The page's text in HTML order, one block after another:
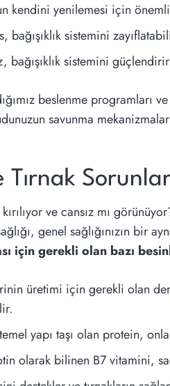
kendini yenilemesi için
bağışıklık sistemini
bağışıklık sistemini
beslenme programları
savunma
kırılıyor ve cansız mı
genel sağlığınızın bir
için gerekli olan bazı
üretimi için gerekli olan
yapı taşı olan protein,
olarak bilinen B7 vitamini,